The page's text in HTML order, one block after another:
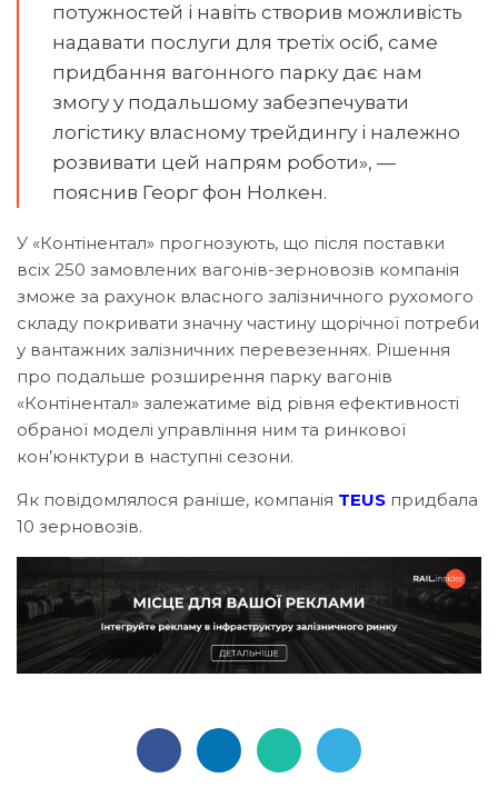
потужностей і навіть створив можливість
надавати послуги для третіх осіб, саме
придбання вагонного парку дає нам
змогу у подальшому забезпечувати
логістику власному трейдингу і належно
розвивати цей напрям роботи», —
пояснив Георг фон Нолкен.
У «Контінентал» прогнозують, що після поставки
всіх 250 замовлених вагонів-зерновозів компанія
зможе за рахунок власного залізничного рухомого
складу покривати значну частину щорічної потреби
у вантажних залізничних перевезеннях. Рішення
про подальше розширення парку вагонів
«Контінентал» залежатиме від рівня ефективності
обраної моделі управління ним та ринкової
кон’юнктури в наступні сезони.
Як повідомлялося раніше, компанія TEUS придбала
10 зерновозів.